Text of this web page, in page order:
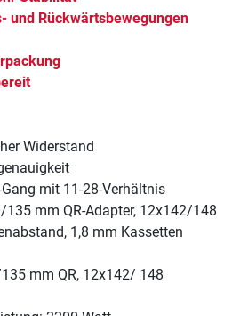
und Rückwärtsbewegungen
Widerstand
mit 11-28-Verhältnis
mm QR-Adapter, 12x142/148
1,8 mm Kassetten
mm QR, 12x142/ 148